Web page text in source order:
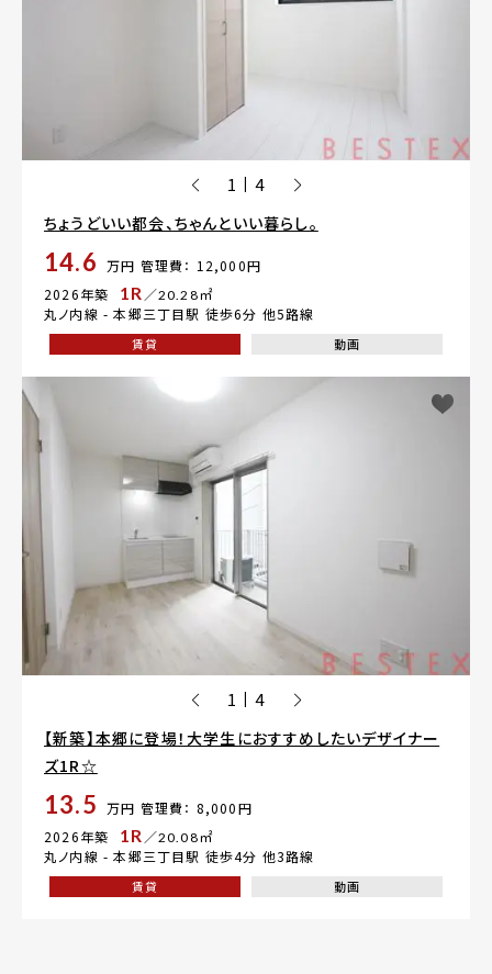
1 | 4
ちょうどいい都会、ちゃんといい暮らし。
14.6 万円 管理費： 12,000円
2026年築
1R ／20.28㎡
丸ノ内線 -本郷三丁目駅 徒歩6分 他5路線
賃貸 動画
1 | 4
【新築】本郷に登場！大学生におすすめしたいデザイナー
ズ1R☆
13.5 万円 管理費： 8,000円
2026年築
1R ／20.08㎡
丸ノ内線 -本郷三丁目駅 徒歩4分 他3路線
賃貸 動画